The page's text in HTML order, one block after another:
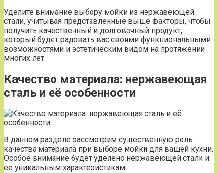
Уделите внимание выбору мойки из нержавеющей
стали, учитывая представленные выше факторы, чтобы
получить качественный и долговечный продукт,
который будет радовать вас своими функциональными
возможностями и эстетическим видом на протяжении
многих лет.
Качество материала: нержавеющая
сталь и её особенности
В данном разделе рассмотрим существенную роль
качества материала при выборе мойки для вашей кухни.
Особое внимание будет уделено нержавеющей стали и
ее уникальным характеристикам.